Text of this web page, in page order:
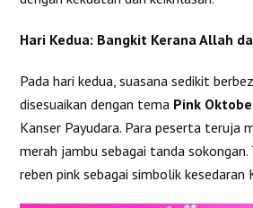
Hari Kedua: Bangkit Kerana Allah
Pada hari kedua, suasana sedikit
disesuaikan dengan tema Pink
Kanser Payudara. Para peserta teruja
merah jambu sebagai tanda
reben pink sebagai simbolik kesedaran